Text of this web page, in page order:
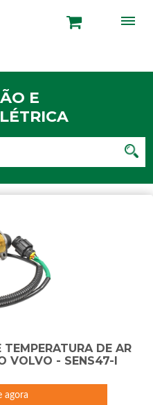
E
TEMPERATURA DE AR
VOLVO - SENS47-I
agora